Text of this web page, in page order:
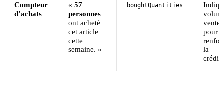
Compteur
d’achats
« 57
personnes
ont acheté
cet article
cette
semaine. »
boughtQuantities
ventes
pour
la